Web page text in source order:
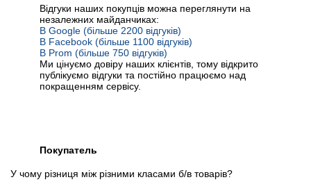
Відгуки наших покупців можна переглянути на
незалежних майданчиках:
В Google (більше 2200 відгуків)
В Facebook (більше 1100 відгуків)
В Prom (більше 750 відгуків)
Ми цінуємо довіру наших клієнтів, тому відкрито
публікуємо відгуки та постійно працюємо над
покращенням сервісу.
Покупатель
У чому різниця між різними класами б/в товарів?